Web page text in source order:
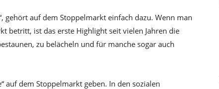
gehört auf dem Stoppelmarkt einfach dazu. Wenn man
betritt, ist das erste Highlight seit vielen Jahren die
zu belächeln und für manche sogar auch
auf dem Stoppelmarkt geben. In den sozialen